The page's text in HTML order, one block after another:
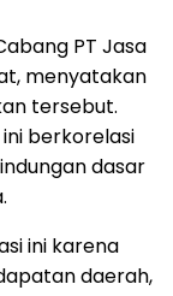
PT Jasa
menyatakan
tersebut.
berkorelasi
dasar
ini karena
daerah,